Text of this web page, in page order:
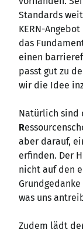
Standards
KERN-
das
einen
passt gut zu
wir die Idee
Natürlich sind
R
aber darauf,
erfinden. Der
nicht auf den
was uns
Zudem lädt